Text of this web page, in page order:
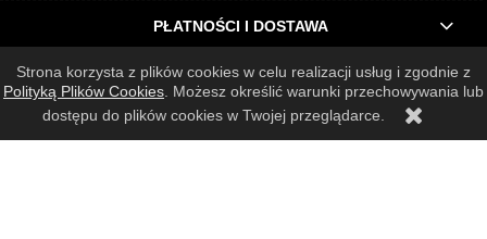
Strona korzysta z plików cookies w celu realizacji usług i zgodnie z
Polityką Plików Cookies . Możesz określić warunki przechowywania lub
dostępu do plików cookies w Twojej przeglądarce.
PŁATNOŚCI I DOSTAWA
INFORMACJE O SKLEPIE